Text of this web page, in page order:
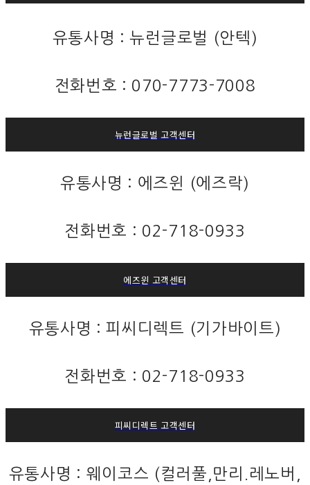
유통사명 : 뉴런글로벌 (안텍)
전화번호 : 070-7773-7008
뉴런글로벌 고객센터
유통사명 : 에즈윈 (에즈락)
전화번호 : 02-718-0933
에즈윈 고객센터
유통사명 : 피씨디렉트 (기가바이트)
전화번호 : 02-718-0933
피씨디렉트 고객센터
유통사명 : 웨이코스 (컬러풀,만리.레노버,